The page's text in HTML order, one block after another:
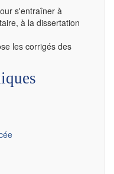
s'entraîner à
à la dissertation
les corrigés des